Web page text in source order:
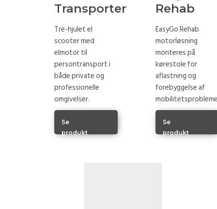
Transporter
Tre-hjulet el
scooter med
elmotor til
persontransport i
både private og
professionelle
omgivelser.
Se
produkt
Rehab
EasyGo Rehab
motorløsning
monteres på
kørestole for
aflastning og
forebyggelse af
Se
produkt